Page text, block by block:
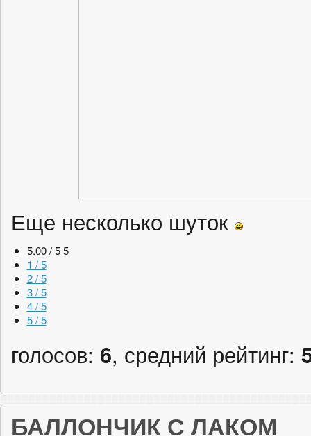
Еще несколько шуток
5.00 / 5 5
1 / 5
2 / 5
3 / 5
4 / 5
5 / 5
голосов: 6, средний рейтинг:
БАЛЛОНЧИК С ЛАКОМ